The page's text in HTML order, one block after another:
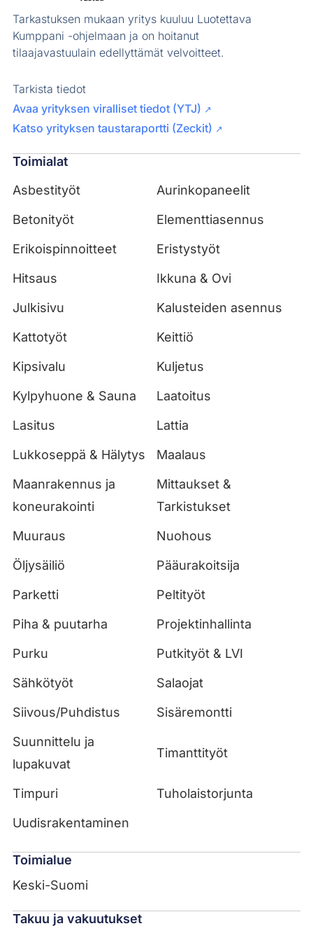
Tarkastuksen mukaan yritys kuuluu Luotettava
Kumppani -ohjelmaan ja on hoitanut
tilaajavastuulain edellyttämät velvoitteet.
Tarkista tiedot
Avaa yrityksen viralliset tiedot (YTJ) ↗
Katso yrityksen taustaraportti (Zeckit) ↗
Toimialat
Asbestityöt
Aurinkopaneelit
Betonityöt
Elementtiasennus
Erikoispinnoitteet
Eristystyöt
Hitsaus
Ikkuna & Ovi
Julkisivu
Kalusteiden asennus
Kattotyöt
Keittiö
Kipsivalu
Kuljetus
Kylpyhuone & Sauna
Laatoitus
Lasitus
Lattia
Lukkoseppä & Hälytys
Maalaus
Maanrakennus ja
koneurakointi
Mittaukset &
Tarkistukset
Muuraus
Nuohous
Öljysäiliö
Pääurakoitsija
Parketti
Peltityöt
Piha & puutarha
Projektinhallinta
Purku
Putkityöt & LVI
Sähkötyöt
Salaojat
Siivous/Puhdistus
Sisäremontti
Suunnittelu ja
lupakuvat
Timanttityöt
Timpuri
Tuholaistorjunta
Uudisrakentaminen
Toimialue
Keski-Suomi
Takuu ja vakuutukset